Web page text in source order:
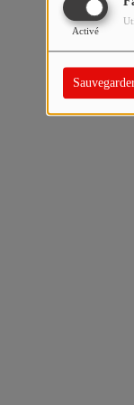
Activé